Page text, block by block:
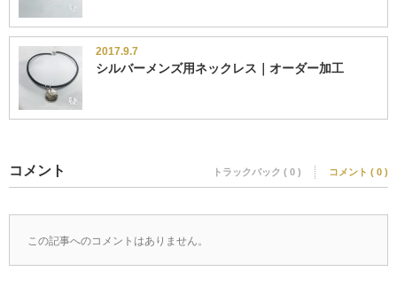
2017.9.7
シルバーメンズ用ネックレス｜オーダー加工
コメント トラックバック ( 0 ) コメント ( 0 )
この記事へのコメントはありません。